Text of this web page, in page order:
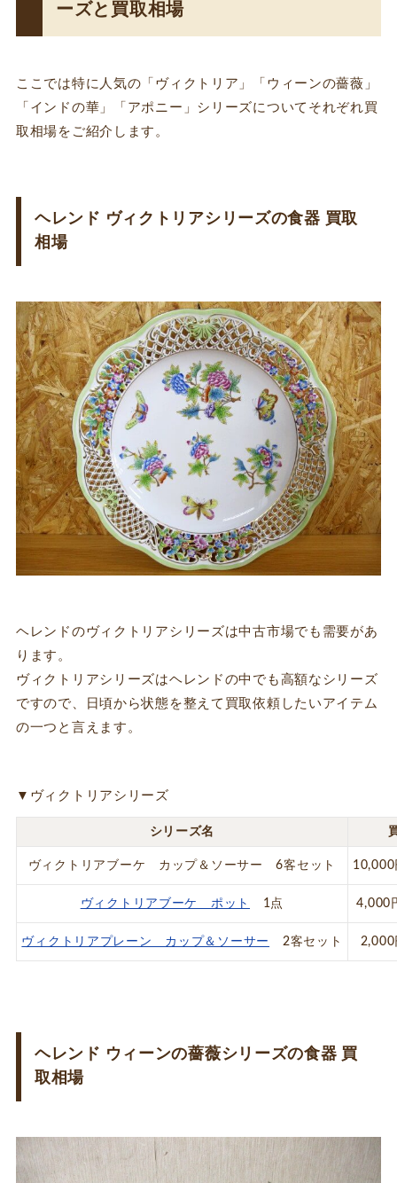
ーズと買取相場
ここでは特に人気の「ヴィクトリア」「ウィーンの薔薇」
「インドの華」「アポニー」シリーズについてそれぞれ買
取相場をご紹介します。
ヘレンド ヴィクトリアシリーズの食器 買取
相場
ヘレンドのヴィクトリアシリーズは中古市場でも需要があ
ります。
ヴィクトリアシリーズはヘレンドの中でも高額なシリーズ
ですので、日頃から状態を整えて買取依頼したいアイテム
の一つと言えます。
▼ヴィクトリアシリーズ
シリーズ名
ヴィクトリアブーケ カップ＆ソーサー 6客セット
ヴィクトリアブーケ ポット 1点 4,000
ヴィクトリアプレーン カップ＆ソーサー 2客セット 2,000
ヘレンド ウィーンの薔薇シリーズの食器 買
取相場